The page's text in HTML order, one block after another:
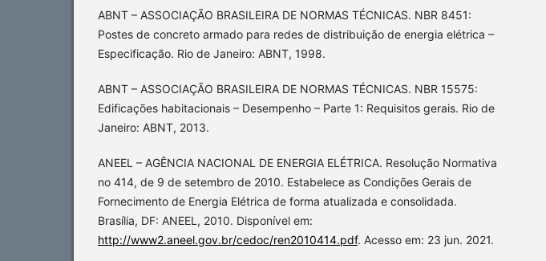
ABNT – ASSOCIAÇÃO BRASILEIRA DE NORMAS TÉCNICAS. NBR 8451:
Postes de concreto armado para redes de distribuição de energia elétrica –
Especificação. Rio de Janeiro: ABNT, 1998.
ABNT – ASSOCIAÇÃO BRASILEIRA DE NORMAS TÉCNICAS. NBR 15575:
Edificações habitacionais – Desempenho – Parte 1: Requisitos gerais. Rio de
Janeiro: ABNT, 2013.
ANEEL – AGÊNCIA NACIONAL DE ENERGIA ELÉTRICA. Resolução Normativa
no 414, de 9 de setembro de 2010. Estabelece as Condições Gerais de
Fornecimento de Energia Elétrica de forma atualizada e consolidada.
Brasília, DF: ANEEL, 2010. Disponível em:
http://www2.aneel.gov.br/cedoc/ren2010414.pdf. Acesso em: 23 jun. 2021.